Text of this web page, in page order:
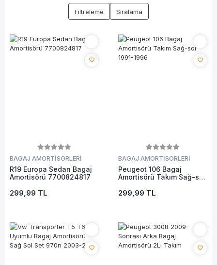
Filtreleme Sıralama
BAGAJ AMORTİSÖRLERİ
R19 Europa Sedan Bagaj
Amortisörü 7700824817
299,99 TL
BAGAJ AMORTİSÖRLERİ
Peugeot 106 Bagaj
Amortisörü Takım Sağ-sol
299,99 TL